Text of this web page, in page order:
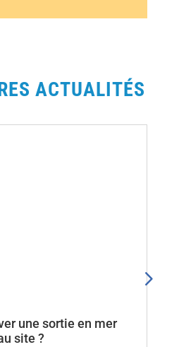
ACTUALITÉS
25/07/2026 – La pointe du
crépuscule